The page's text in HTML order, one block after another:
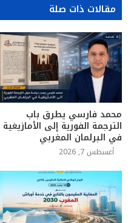
مقالات ذات صلة
محمد فارسي يطرق باب
الترجمة الفورية إلى الأمازيغية
في البرلمان المغربي
أغسطس 7, 2026